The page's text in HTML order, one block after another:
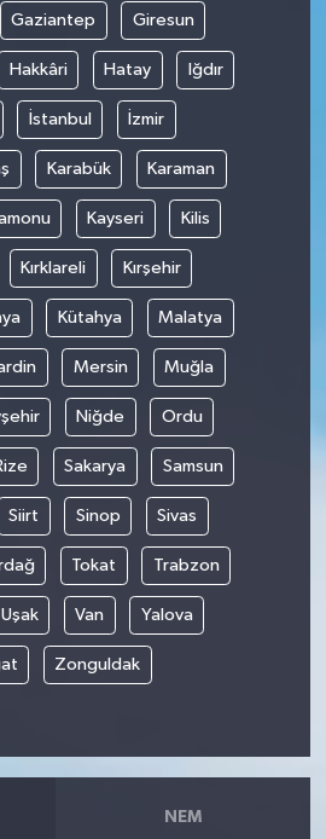
Gaziantep Giresun
Hakkâri Hatay Iğdır
İstanbul İzmir
Karabük Karaman
Kayseri Kilis
Kırklareli Kırşehir
Kütahya Malatya
Mersin Muğla
Niğde Ordu
Sakarya Samsun
Siirt Sinop Sivas
Tokat Trabzon
Uşak Van Yalova
Zonguldak
NEM